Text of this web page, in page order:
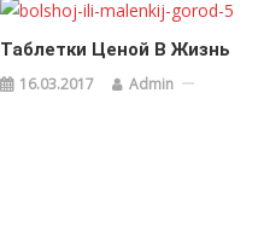
Таблетки Ценой В Жизнь
16.03.2017 Admin